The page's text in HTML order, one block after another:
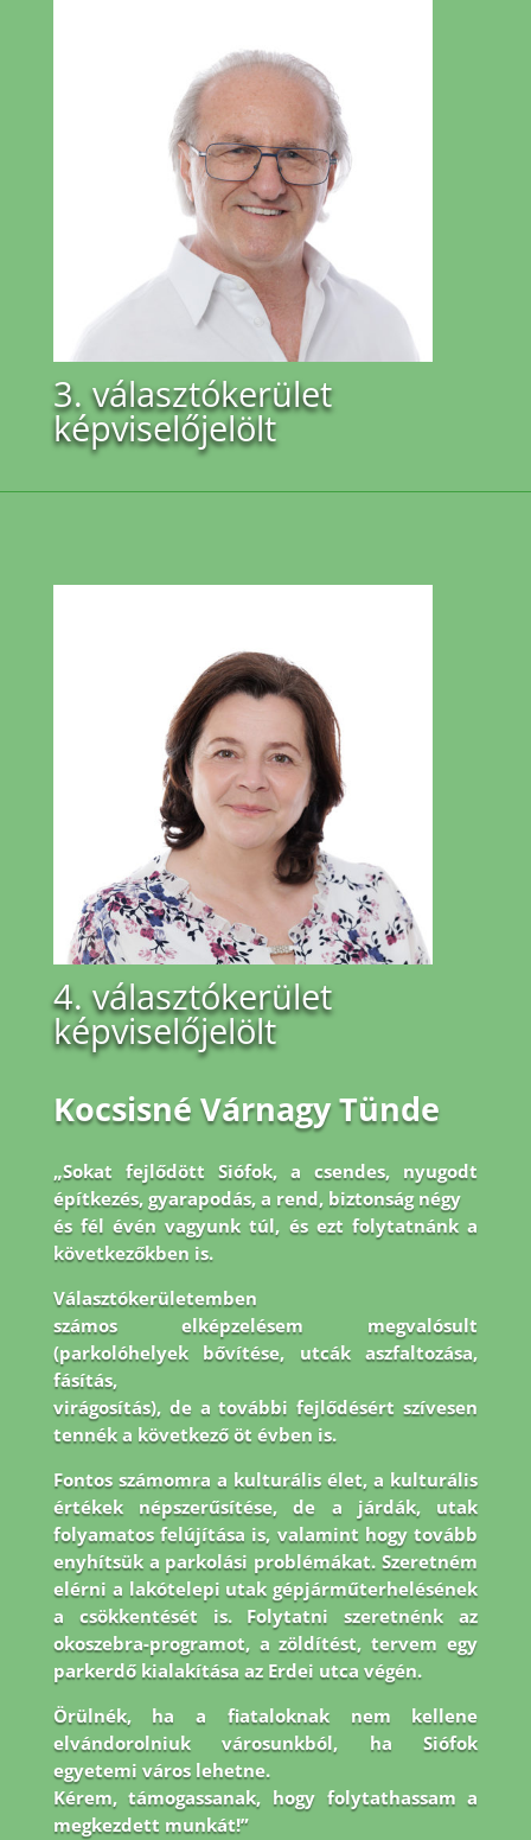
3. választókerület
képviselőjelölt
4. választókerület
képviselőjelölt
Kocsisné Várnagy Tünde
„Sokat fejlődött Siófok, a csendes, nyugodt
építkezés, gyarapodás, a rend, biztonság négy
és fél évén vagyunk túl, és ezt folytatnánk a
következőkben is.
Választókerületemben
számos elképzelésem megvalósult
(parkolóhelyek bővítése, utcák aszfaltozása,
fásítás,
virágosítás), de a további fejlődésért szívesen
tennék a következő öt évben is.
Fontos számomra a kulturális élet, a kulturális
értékek népszerűsítése, de a járdák, utak
folyamatosfelújítása is, valamint hogy tovább
enyhítsük a parkolási problémákat. Szeretném
elérni a lakótelepi utak gépjárműterhelésének
a csökkentését is. Folytatni szeretnénk az
okoszebra-programot, a zöldítést, tervem egy
parkerdő kialakítása az Erdei utca végén.
Örülnék, ha a fiataloknak nem kellene
elvándorolniuk városunkból, ha Siófok
egyetemi város lehetne.
Kérem, támogassanak, hogy folytathassam a
megkezdett munkát!”